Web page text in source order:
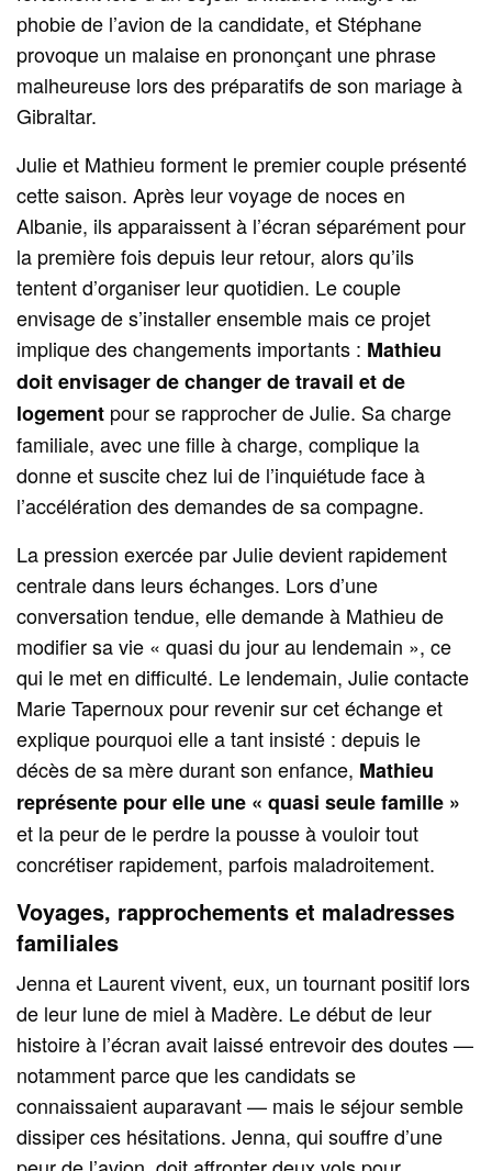
phobie de l’avion de la candidate, et Stéphane
provoque un malaise en prononçant une phrase
malheureuse lors des préparatifs de son mariage à
Gibraltar.
Julie et Mathieu forment le premier couple présenté
cette saison. Après leur voyage de noces en
Albanie, ils apparaissent à l’écran séparément pour
la première fois depuis leur retour, alors qu’ils
tentent d’organiser leur quotidien. Le couple
envisage de s’installer ensemble mais ce projet
implique des changements importants : Mathieu
doit envisager de changer de travail et de
logement pour se rapprocher de Julie. Sa charge
familiale, avec une fille à charge, complique la
donne et suscite chez lui de l’inquiétude face à
l’accélération des demandes de sa compagne.
La pression exercée par Julie devient rapidement
centrale dans leurs échanges. Lors d’une
conversation tendue, elle demande à Mathieu de
modifier sa vie « quasi du jour au lendemain », ce
qui le met en difficulté. Le lendemain, Julie contacte
Marie Tapernoux pour revenir sur cet échange et
explique pourquoi elle a tant insisté : depuis le
décès de sa mère durant son enfance, Mathieu
représente pour elle une « quasi seule famille »
et la peur de le perdre la pousse à vouloir tout
concrétiser rapidement, parfois maladroitement.
Voyages, rapprochements et maladresses
familiales
Jenna et Laurent vivent, eux, un tournant positif lors
de leur lune de miel à Madère. Le début de leur
histoire à l’écran avait laissé entrevoir des doutes —
notamment parce que les candidats se
connaissaient auparavant — mais le séjour semble
dissiper ces hésitations. Jenna, qui souffre d’une